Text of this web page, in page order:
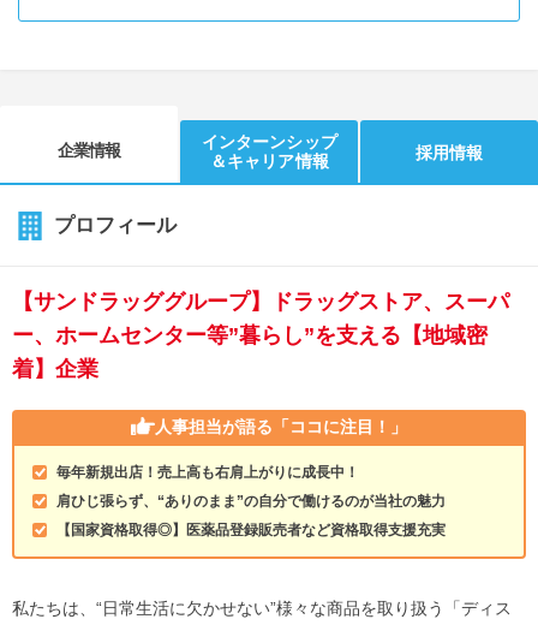
企業情報
インターンシップ
＆キャリア情報
採用情報
プロフィール
【サンドラッググループ】ドラッグストア、スーパ
ー、ホームセンター等”暮らし”を支える【地域密
着】企業
人事担当が語る 「ココに注目！」
毎年新規出店！売上高も右肩上がりに成長中！
肩ひじ張らず、“ありのまま”の自分で働けるのが当社の魅力
【国家資格取得◎】医薬品登録販売者など資格取得支援充実
私たちは、“日常生活に欠かせない”様々な商品を取り扱う「ディス